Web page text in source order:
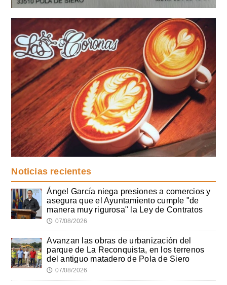
Noticias recientes
Ángel García niega presiones a comercios y
asegura que el Ayuntamiento cumple "de
manera muy rigurosa" la Ley de Contratos
🕔 07/08/2026
Avanzan las obras de urbanización del
parque de La Reconquista, en los terrenos
del antiguo matadero de Pola de Siero
🕔 07/08/2026